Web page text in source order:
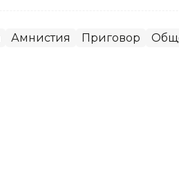
Амнистия Приговор